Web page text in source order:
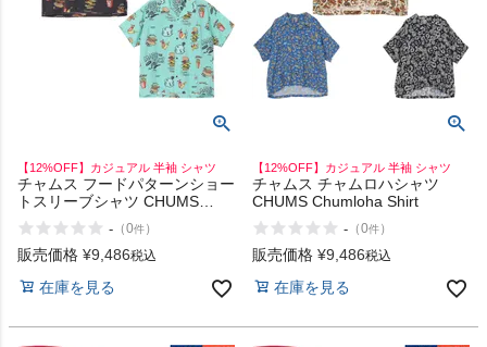
キャンプ・フェス
ビジネス
もっと見る
【12%OFF】カジュアル 半袖 シャツ
チャムス フードパターンショー
トスリーブシャツ CHUMS
Food Pattern Shirt
- （0件）
販売価格 ¥9,486税込
在庫を見る
【12%OFF】カジュアル 半袖 シャツ
チャムス チャムロハシャツ
CHUMS Chumloha Shirt
- （0件）
販売価格 ¥9,486税込
在庫を見る